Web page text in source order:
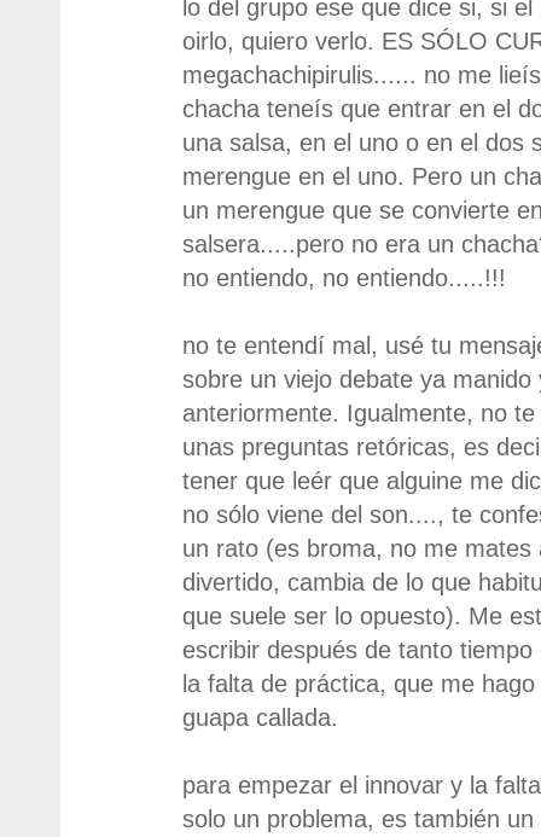
lo del grupo ese que dice si, si
oirlo, quiero verlo. ES SÓLO
megachachipirulis...... no me
chacha teneís que entrar en el
una salsa, en el uno o en el dos
merengue en el uno. Pero un
un merengue que se convierte
salsera.....pero no era un
no entiendo, no entiendo.....!!!
no te entendí mal, usé tu
sobre un viejo debate ya
anteriormente. Igualmente, no
unas preguntas retóricas, es
tener que leér que alguine me
no sólo viene del son...., te
un rato (es broma, no me mates
divertido, cambia de lo que
que suele ser lo opuesto). Me
escribir después de tanto
la falta de práctica, que me
guapa callada.
para empezar el innovar y la
solo un problema, es también un